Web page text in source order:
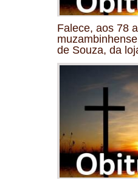
Falece, aos 78
de Souza, da